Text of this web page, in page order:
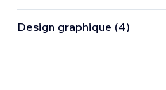
Design graphique (4)